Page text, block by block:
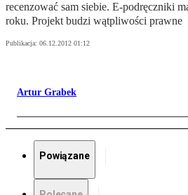
recenzować sam siebie. E-podręczniki
roku. Projekt budzi wątpliwości prawne
Publikacja: 06.12.2012 01:12
Artur Grabek
Powiązane